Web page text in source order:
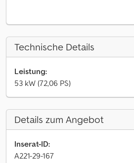
Technische Details
Leistung:
53 kW (72,06 PS)
Details zum Angebot
Inserat-ID:
A221-29-167